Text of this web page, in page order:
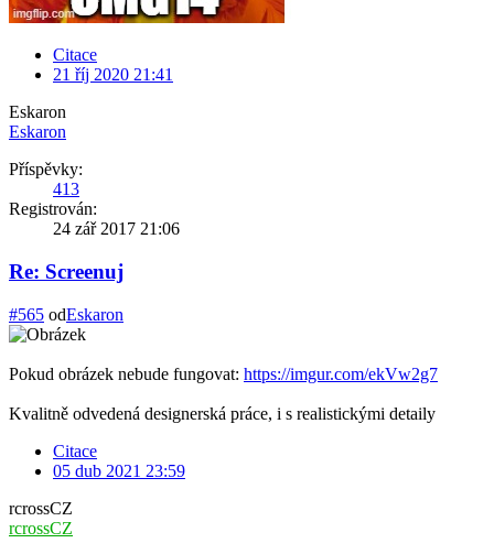
Citace
21 říj 2020 21:41
Eskaron
Eskaron
Příspěvky:
413
Registrován:
24 zář 2017 21:06
Re: Screenuj
#565 odEskaron
Pokud obrázek nebude fungovat: https://imgur.com/ekVw2g7
Kvalitně odvedená designerská práce, i s realistickými detaily
Citace
05 dub 2021 23:59
rcrossCZ
rcrossCZ